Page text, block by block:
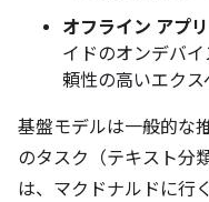
オフライン アプ
イドのオンデバ
頼性の高いエクス
基盤モデルは一般的な
のタスク（テキスト分
は、マクドナルドに行